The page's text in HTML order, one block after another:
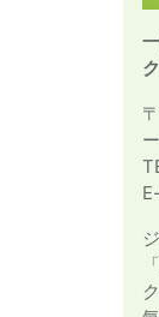
ク